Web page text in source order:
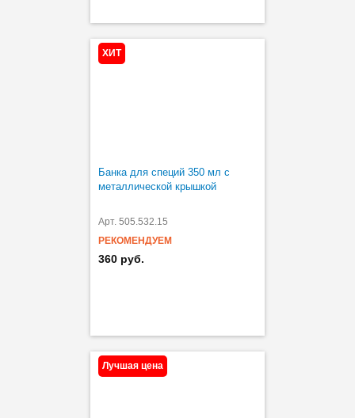
ХИТ
Банка для специй 350 мл с
металлической крышкой
Арт. 505.532.15
РЕКОМЕНДУЕМ
360 руб.
Лучшая цена